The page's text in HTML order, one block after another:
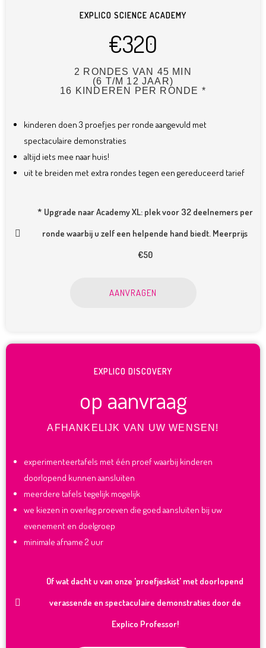
EXPLICO SCIENCE ACADEMY
€320
2 RONDES VAN 45 MIN
(6 T/M 12 JAAR)
16 KINDEREN PER RONDE *
kinderen doen 3 proefjes per ronde aangevuld met
spectaculaire demonstraties
altijd iets mee naar huis!
uit te breiden met extra rondes tegen een gereduceerd tarief
* Upgrade naar Academy XL: plek voor 32 deelnemers per
ronde waarbij u zelf een helpende hand biedt. Meerprijs
€50
AANVRAGEN
EXPLICO DISCOVERY
op aanvraag
AFHANKELIJK VAN UW WENSEN!
experimenteertafels met één proef waarbij kinderen
doorlopend kunnen aansluiten
meerdere tafels tegelijk mogelijk
we kiezen in overleg proeven die goed aansluiten bij uw
evenement en doelgroep
minimale afname 2 uur
Of wat dacht u van onze 'proefjeskist' met doorlopend
verassende en spectaculaire demonstraties door de
Explico Professor!